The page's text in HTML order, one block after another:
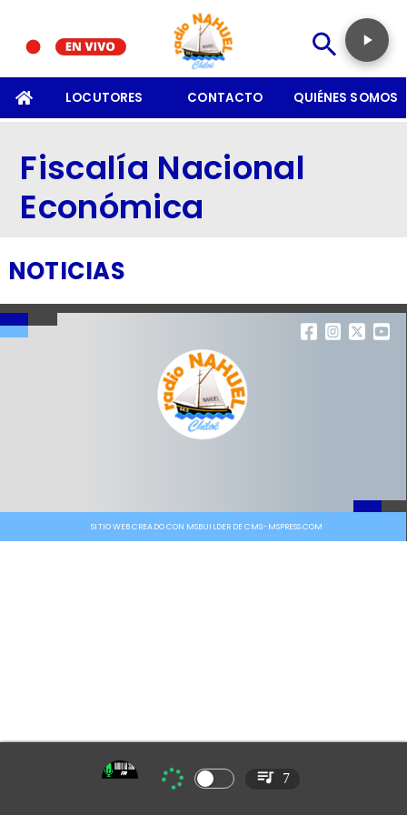
LOCUTORES CONTACTO QUIÉNES SOMOS
Fiscalía Nacional
Económica
NOTICIAS
SITIO WEB CREADO CON MSBUILDER DE CMS-MSPRESS.COM
7